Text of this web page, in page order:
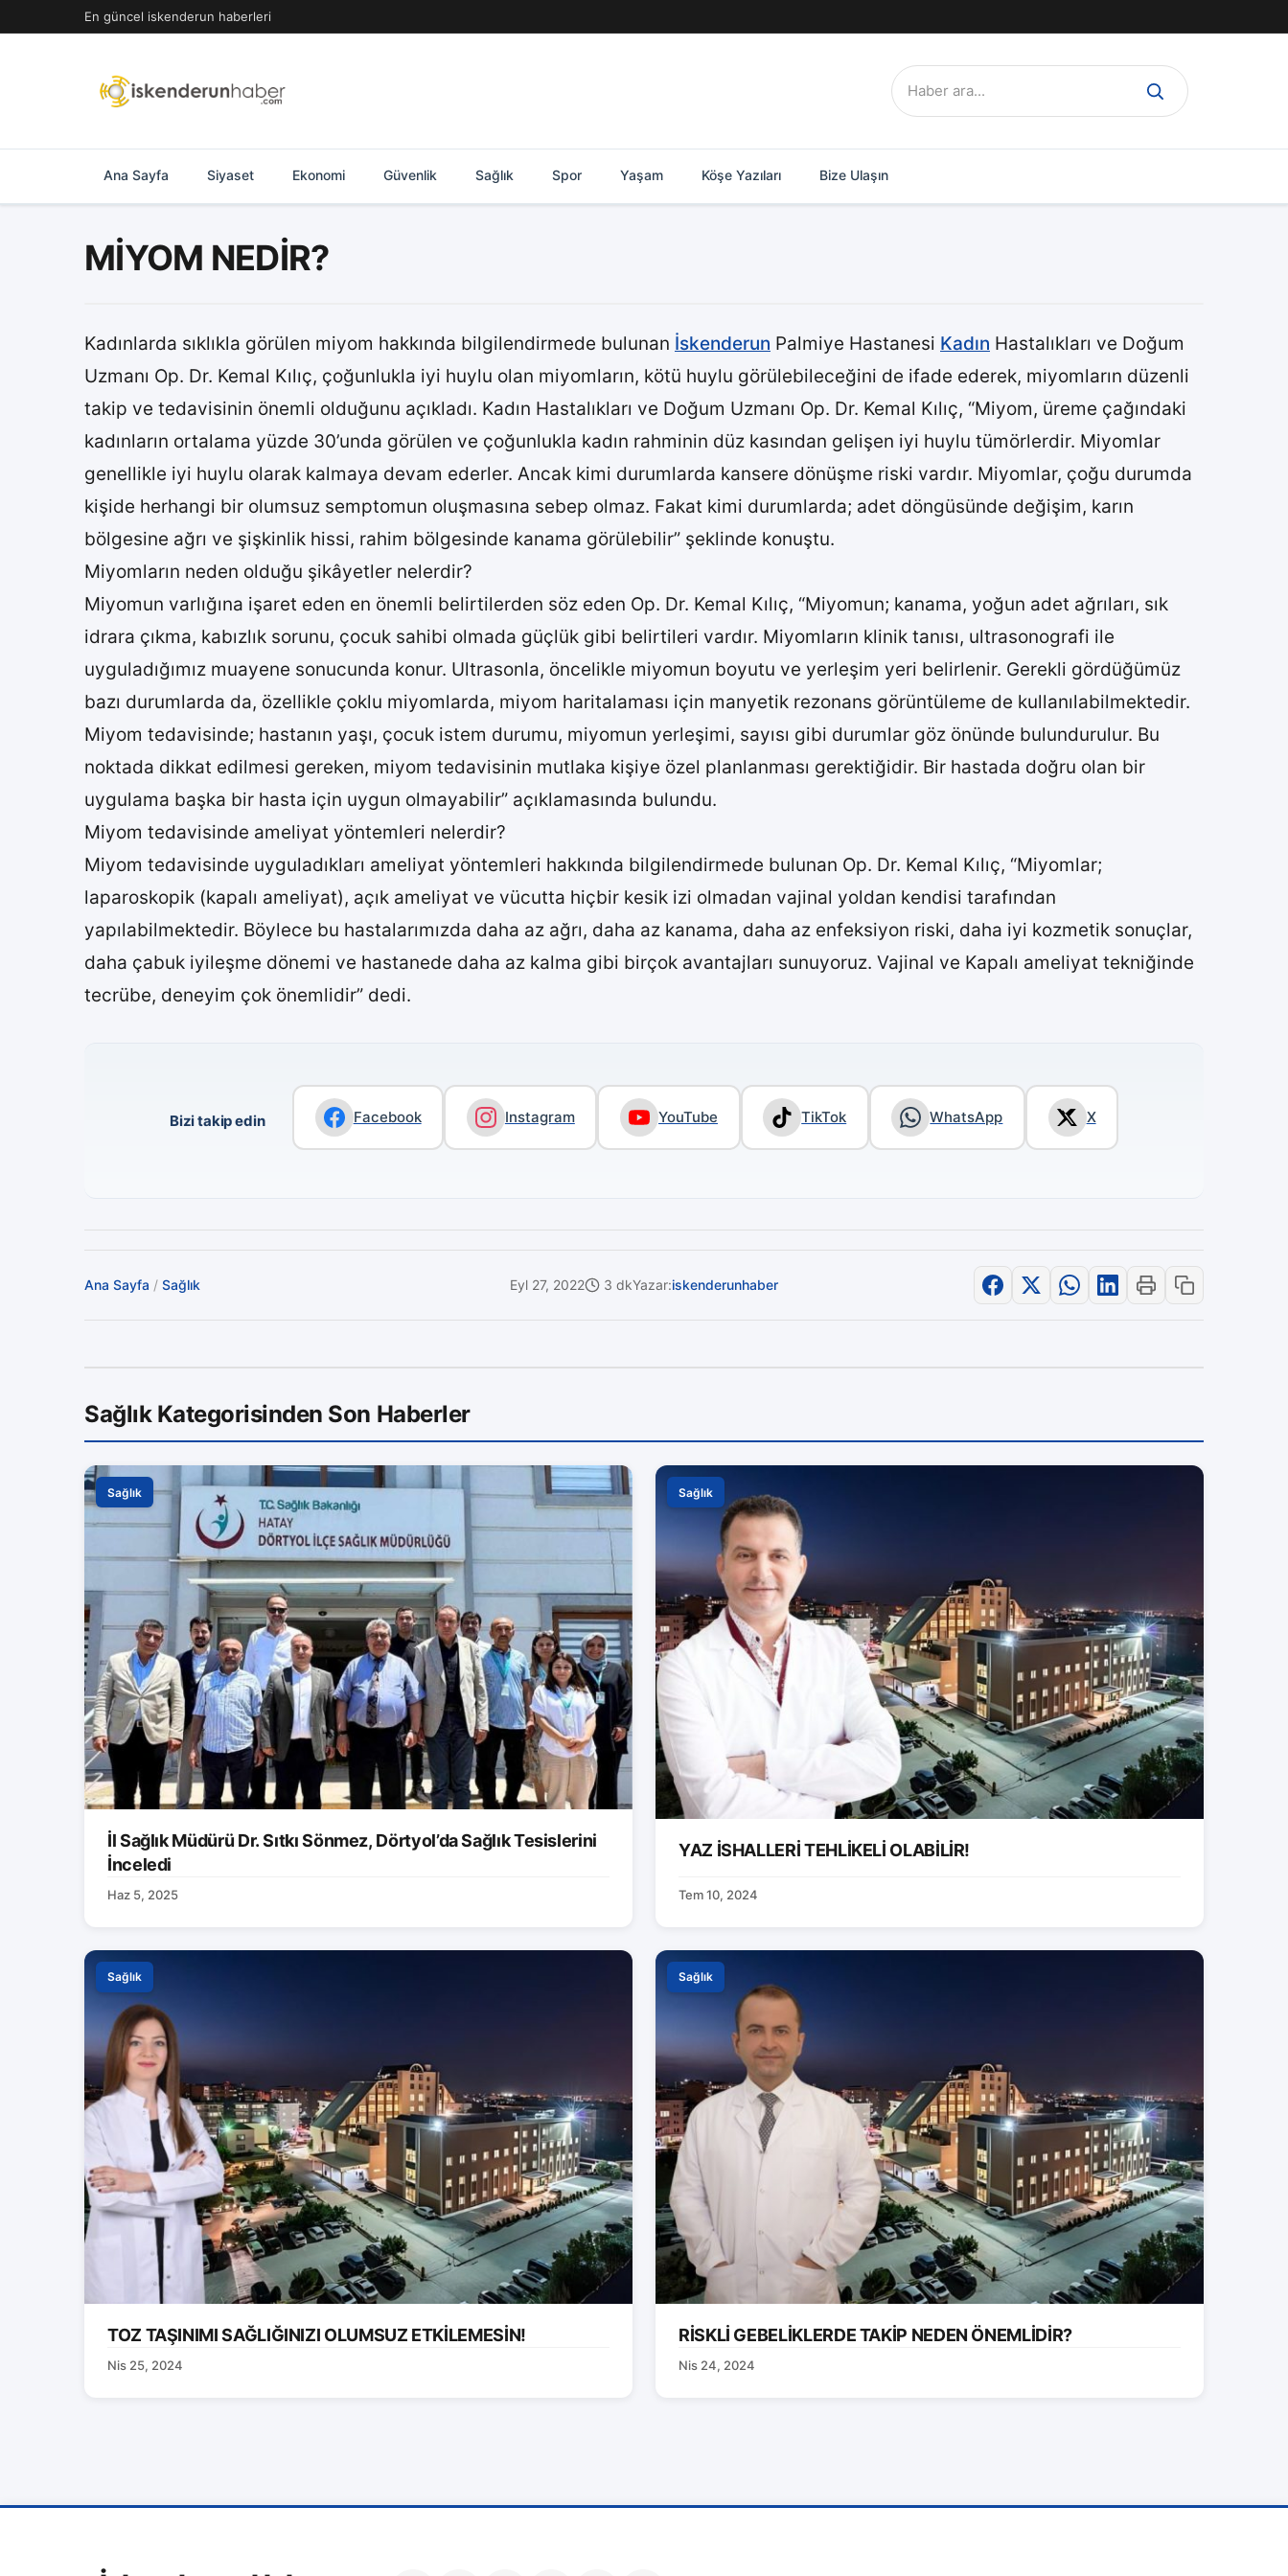
geç
En güncel iskenderun haberleri
Ara:
Ana Sayfa Siyaset Ekonomi Güvenlik Sağlık Spor Yaşam Köşe Yazıları Bize Ulaşın
MİYOM NEDİR?
Kadınlarda sıklıkla görülen miyom hakkında bilgilendirmede bulunan İskenderun Palmiye Hastanesi Kadın Hastalıkları ve Doğum
Uzmanı Op. Dr. Kemal Kılıç, çoğunlukla iyi huylu olan miyomların, kötü huylu görülebileceğini de ifade ederek, miyomların düzenli
takip ve tedavisinin önemli olduğunu açıkladı. Kadın Hastalıkları ve Doğum Uzmanı Op. Dr. Kemal Kılıç, “Miyom, üreme çağındaki
kadınların ortalama yüzde 30’unda görülen ve çoğunlukla kadın rahminin düz kasından gelişen iyi huylu tümörlerdir. Miyomlar
genellikle iyi huylu olarak kalmaya devam ederler. Ancak kimi durumlarda kansere dönüşme riski vardır. Miyomlar, çoğu durumda
kişide herhangi bir olumsuz semptomun oluşmasına sebep olmaz. Fakat kimi durumlarda; adet döngüsünde değişim, karın
bölgesine ağrı ve şişkinlik hissi, rahim bölgesinde kanama görülebilir” şeklinde konuştu.
Miyomların neden olduğu şikâyetler nelerdir?
Miyomun varlığına işaret eden en önemli belirtilerden söz eden Op. Dr. Kemal Kılıç, “Miyomun; kanama, yoğun adet ağrıları, sık
idrara çıkma, kabızlık sorunu, çocuk sahibi olmada güçlük gibi belirtileri vardır. Miyomların klinik tanısı, ultrasonografi ile
uyguladığımız muayene sonucunda konur. Ultrasonla, öncelikle miyomun boyutu ve yerleşim yeri belirlenir. Gerekli gördüğümüz
bazı durumlarda da, özellikle çoklu miyomlarda, miyom haritalaması için manyetik rezonans görüntüleme de kullanılabilmektedir.
Miyom tedavisinde; hastanın yaşı, çocuk istem durumu, miyomun yerleşimi, sayısı gibi durumlar göz önünde bulundurulur. Bu
noktada dikkat edilmesi gereken, miyom tedavisinin mutlaka kişiye özel planlanması gerektiğidir. Bir hastada doğru olan bir
uygulama başka bir hasta için uygun olmayabilir” açıklamasında bulundu.
Miyom tedavisinde ameliyat yöntemleri nelerdir?
Miyom tedavisinde uyguladıkları ameliyat yöntemleri hakkında bilgilendirmede bulunan Op. Dr. Kemal Kılıç, “Miyomlar;
laparoskopik (kapalı ameliyat), açık ameliyat ve vücutta hiçbir kesik izi olmadan vajinal yoldan kendisi tarafından
yapılabilmektedir. Böylece bu hastalarımızda daha az ağrı, daha az kanama, daha az enfeksiyon riski, daha iyi kozmetik sonuçlar,
daha çabuk iyileşme dönemi ve hastanede daha az kalma gibi birçok avantajları sunuyoruz. Vajinal ve Kapalı ameliyat tekniğinde
tecrübe, deneyim çok önemlidir” dedi.
Bizi takip edin Facebook Instagram YouTube TikTok WhatsApp X
Ana Sayfa / Sağlık Eyl 27, 2022 3 dkYazar:iskenderunhaber
Sağlık Kategorisinden Son Haberler
Sağlık
İl Sağlık Müdürü Dr. Sıtkı Sönmez, Dörtyol’da Sağlık Tesislerini
İnceledi
Haz 5, 2025
Sağlık
YAZ İSHALLERİ TEHLİKELİ OLABİLİR!
Tem 10, 2024
Sağlık
TOZ TAŞINIMI SAĞLIĞINIZI OLUMSUZ ETKİLEMESİN!
Nis 25, 2024
Sağlık
RİSKLİ GEBELİKLERDE TAKİP NEDEN ÖNEMLİDİR?
Nis 24, 2024